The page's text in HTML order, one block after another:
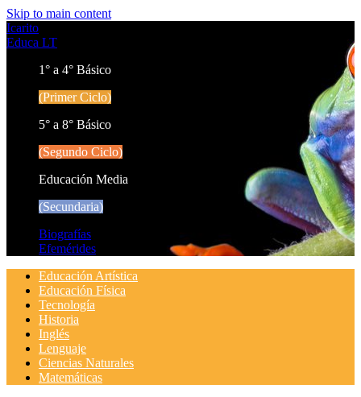
Skip to main content
Icarito
Educa LT
1° a 4° Básico
(Primer Ciclo)
5° a 8° Básico
(Segundo Ciclo)
Educación Media
(Secundaria)
Biografías
Efemérides
Educación Artística
Educación Física
Tecnología
Historia
Inglés
Lenguaje
Ciencias Naturales
Matemáticas